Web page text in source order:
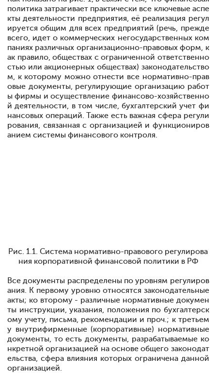
политика затрагивает практически все ключевые аспе
кты деятельности предприятия, её реализация регул
ируется общим для всех предприятий (речь, прежде
всего, идет о коммерческих негосударственных ком
паниях различных организационно-правовых форм, к
ак правило, обществах с ограниченной ответственно
стью или акционерных обществах) законодательство
м, к которому можно отнести все нормативно-прав
овые документы, регулирующие организацию работ
ы фирмы и осуществление финансово-хозяйственно
й деятельности, в том числе, бухгалтерский учет фи
нансовых операций. Также есть важная сфера регули
рования, связанная с организацией и функциониров
анием системы финансового контроля.
Рис. 1.1. Система нормативно-правового регулирова
ния корпоративной финансовой политики в РФ
Все документы распределены по уровням регулиров
ания. К первому уровню относятся законодательные
акты; ко второму - различные нормативные докумен
ты инструкции, указания, положения по бухгалтерск
ому учету, письма, рекомендации и проч.; к третьем
у внутрифирменные (корпоративные) нормативные
документы, то есть документы, разрабатываемые ко
нкретной организацией на основе общего законодат
ельства, сфера влияния которых ограничена данной
организацией.